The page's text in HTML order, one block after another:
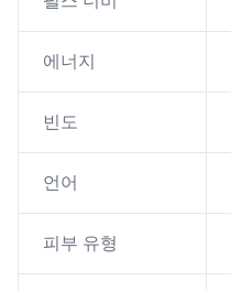
에너지
빈도
언어
피부 유형